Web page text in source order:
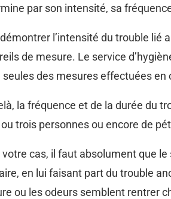
par son intensité, sa
l’intensité du trouble lié
de mesure. Le service
des mesures effectuées en
la fréquence et de la durée du
trois personnes ou encore de
votre cas, il faut absolument que
en lui faisant part du trouble
ou les odeurs semblent rentrer